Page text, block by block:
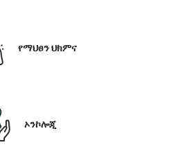
የማህፀን ህክምና
ኦንኮሎጂ